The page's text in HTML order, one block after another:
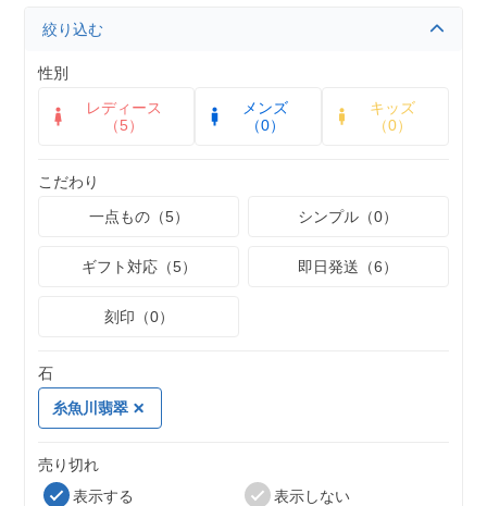
絞り込む
性別
レディース
（5）
メンズ
（0）
キッズ
（0）
こだわり
一点もの（5）
シンプル（0）
ギフト対応（5） 即日発送（6）
刻印（0）
石
糸魚川翡翠
売り切れ
表示する
表示しない